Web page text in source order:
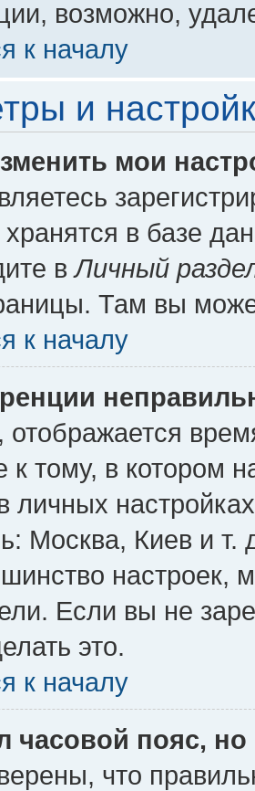
возможно,
к началу
и
мои
хранятся в базе
вЛичный
Там вы
к началу
к тому, в котором
личных
Москва, Киев и т.
настроек,
Если вы не
это.
к началу
часовой пояс,
что